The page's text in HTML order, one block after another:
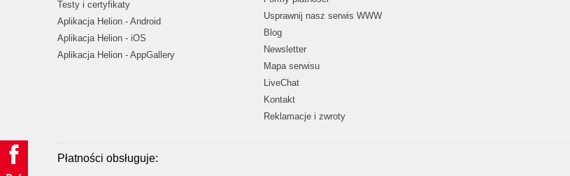
Testy i certyfikaty
Aplikacja Helion - Android
Aplikacja Helion - iOS
Aplikacja Helion - AppGallery
Usprawnij nasz serwis WWW
Blog
Newsletter
Mapa serwisu
LiveChat
Kontakt
Reklamacje i zwroty
Płatności obsługuje: